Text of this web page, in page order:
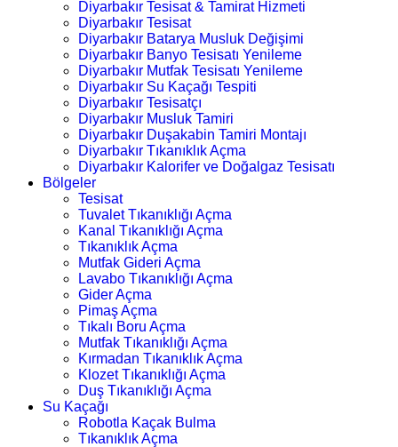
Diyarbakır Tesisat & Tamirat Hizmeti
Diyarbakır Tesisat
Diyarbakır Batarya Musluk Değişimi
Diyarbakır Banyo Tesisatı Yenileme
Diyarbakır Mutfak Tesisatı Yenileme
Diyarbakır Su Kaçağı Tespiti
Diyarbakır Tesisatçı
Diyarbakır Musluk Tamiri
Diyarbakır Duşakabin Tamiri Montajı
Diyarbakır Tıkanıklık Açma
Diyarbakır Kalorifer ve Doğalgaz Tesisatı
Bölgeler
Tesisat
Tuvalet Tıkanıklığı Açma
Kanal Tıkanıklığı Açma
Tıkanıklık Açma
Mutfak Gideri Açma
Lavabo Tıkanıklığı Açma
Gider Açma
Pimaş Açma
Tıkalı Boru Açma
Mutfak Tıkanıklığı Açma
Kırmadan Tıkanıklık Açma
Klozet Tıkanıklığı Açma
Duş Tıkanıklığı Açma
Su Kaçağı
Robotla Kaçak Bulma
Tıkanıklık Açma